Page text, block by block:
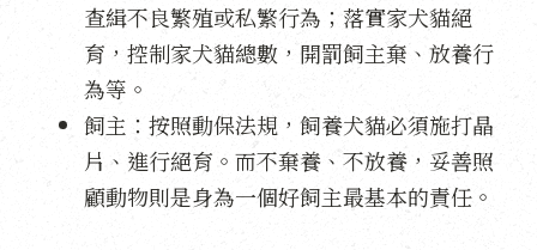
查緝不良繁殖或私繁行為；落實家犬貓絕
育，控制家犬貓總數，開罰飼主棄、放養行
為等。
飼主：按照動保法規，飼養犬貓必須施打晶
片、進行絕育。而不棄養、不放養，妥善照
顧動物則是身為一個好飼主最基本的責任。